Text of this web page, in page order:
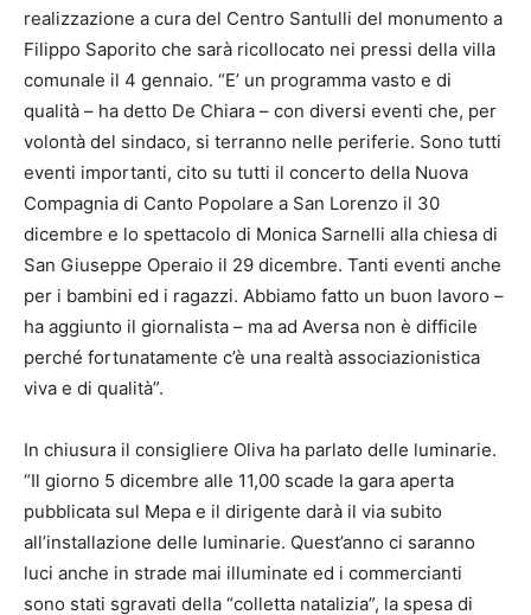
realizzazione a cura del Centro Santulli del monumento a
Filippo Saporito che sarà ricollocato nei pressi della villa
comunale il 4 gennaio. “E’ un programma vasto e di
qualità – ha detto De Chiara – con diversi eventi che, per
volontà del sindaco, si terranno nelle periferie. Sono tutti
eventi importanti, cito su tutti il concerto della Nuova
Compagnia di Canto Popolare a San Lorenzo il 30
dicembre e lo spettacolo di Monica Sarnelli alla chiesa di
San Giuseppe Operaio il 29 dicembre. Tanti eventi anche
per i bambini ed i ragazzi. Abbiamo fatto un buon lavoro –
ha aggiunto il giornalista – ma ad Aversa non è difficile
perché fortunatamente c’è una realtà associazionistica
viva e di qualità”.
In chiusura il consigliere Oliva ha parlato delle luminarie.
“Il giorno 5 dicembre alle 11,00 scade la gara aperta
pubblicata sul Mepa e il dirigente darà il via subito
all’installazione delle luminarie. Quest’anno ci saranno
luci anche in strade mai illuminate ed i commercianti
sono stati sgravati della “colletta natalizia”, la spesa di